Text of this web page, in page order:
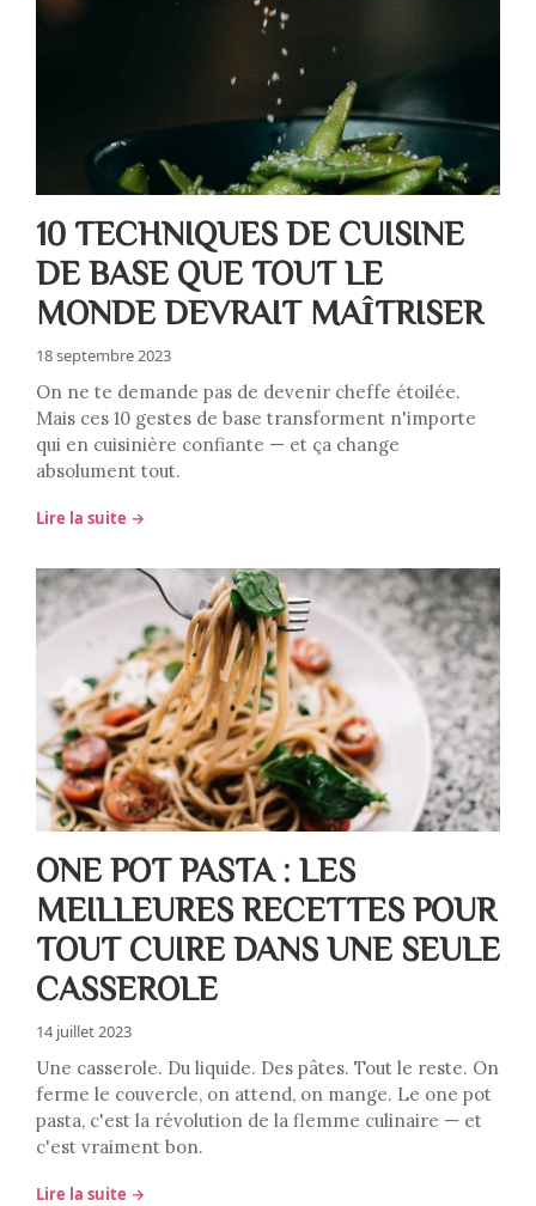
10 TECHNIQUES DE CUISINE
DE BASE QUE TOUT LE
MONDE DEVRAIT MAÎTRISER
18 septembre 2023
On ne te demande pas de devenir cheffe étoilée.
Mais ces 10 gestes de base transforment n'importe
qui en cuisinière confiante — et ça change
absolument tout.
Lire la suite →
ONE POT PASTA : LES
MEILLEURES RECETTES POUR
TOUT CUIRE DANS UNE SEULE
CASSEROLE
14 juillet 2023
Une casserole. Du liquide. Des pâtes. Tout le reste. On
ferme le couvercle, on attend, on mange. Le one pot
pasta, c'est la révolution de la flemme culinaire — et
c'est vraiment bon.
Lire la suite →